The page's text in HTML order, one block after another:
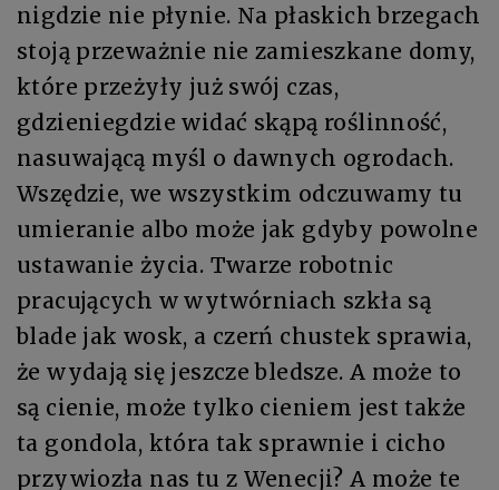
nigdzie nie płynie. Na płaskich brzegach
stoją przeważnie nie zamieszkane domy,
które przeżyły już swój czas,
gdzieniegdzie widać skąpą roślinność,
nasuwającą myśl o dawnych ogrodach.
Wszędzie, we wszystkim odczuwamy tu
umieranie albo może jak gdyby powolne
ustawanie życia. Twarze robotnic
pracujących w wytwórniach szkła są
blade jak wosk, a czerń chustek sprawia,
że wydają się jeszcze bledsze. A może to
są cienie, może tylko cieniem jest także
ta gondola, która tak sprawnie i cicho
przywiozła nas tu z Wenecji? A może te